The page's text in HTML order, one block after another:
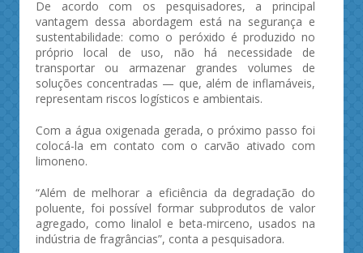
De acordo com os pesquisadores, a principal
vantagem dessa abordagem está na segurança e
sustentabilidade: como o peróxido é produzido no
próprio local de uso, não há necessidade de
transportar ou armazenar grandes volumes de
soluções concentradas — que, além de inflamáveis,
representam riscos logísticos e ambientais.
Com a água oxigenada gerada, o próximo passo foi
colocá-la em contato com o carvão ativado com
limoneno.
“Além de melhorar a eficiência da degradação do
poluente, foi possível formar subprodutos de valor
agregado, como linalol e beta-mirceno, usados na
indústria de fragrâncias”, conta a pesquisadora.